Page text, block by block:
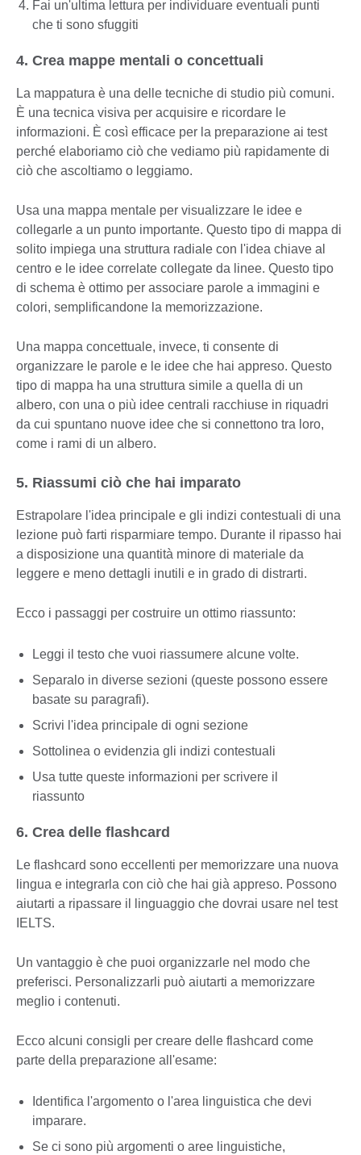
Fai un'ultima lettura per individuare eventuali punti
che ti sono sfuggiti
4. Crea mappe mentali o concettuali
La mappatura è una delle tecniche di studio più comuni.
È una tecnica visiva per acquisire e ricordare le
informazioni. È così efficace per la preparazione ai test
perché elaboriamo ciò che vediamo più rapidamente di
ciò che ascoltiamo o leggiamo.
Usa una mappa mentale per visualizzare le idee e
collegarle a un punto importante. Questo tipo di mappa di
solito impiega una struttura radiale con l'idea chiave al
centro e le idee correlate collegate da linee. Questo tipo
di schema è ottimo per associare parole a immagini e
colori, semplificandone la memorizzazione.
Una mappa concettuale, invece, ti consente di
organizzare le parole e le idee che hai appreso. Questo
tipo di mappa ha una struttura simile a quella di un
albero, con una o più idee centrali racchiuse in riquadri
da cui spuntano nuove idee che si connettono tra loro,
come i rami di un albero.
5. Riassumi ciò che hai imparato
Estrapolare l'idea principale e gli indizi contestuali di una
lezione può farti risparmiare tempo. Durante il ripasso hai
a disposizione una quantità minore di materiale da
leggere e meno dettagli inutili e in grado di distrarti.
Ecco i passaggi per costruire un ottimo riassunto:
Leggi il testo che vuoi riassumere alcune volte.
Separalo in diverse sezioni (queste possono essere
basate su paragrafi).
Scrivi l'idea principale di ogni sezione
Sottolinea o evidenzia gli indizi contestuali
Usa tutte queste informazioni per scrivere il
riassunto
6. Crea delle flashcard
Le flashcard sono eccellenti per memorizzare una nuova
lingua e integrarla con ciò che hai già appreso. Possono
aiutarti a ripassare il linguaggio che dovrai usare nel test
IELTS.
Un vantaggio è che puoi organizzarle nel modo che
preferisci. Personalizzarli può aiutarti a memorizzare
meglio i contenuti.
Ecco alcuni consigli per creare delle flashcard come
parte della preparazione all'esame:
Identifica l'argomento o l'area linguistica che devi
imparare.
Se ci sono più argomenti o aree linguistiche,